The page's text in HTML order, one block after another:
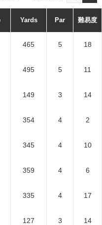
Yards Par 難易度
465 5 18
495 5 11
149 3 14
354 4 2
345 4 10
359 4 6
335 4 17
127 3 14